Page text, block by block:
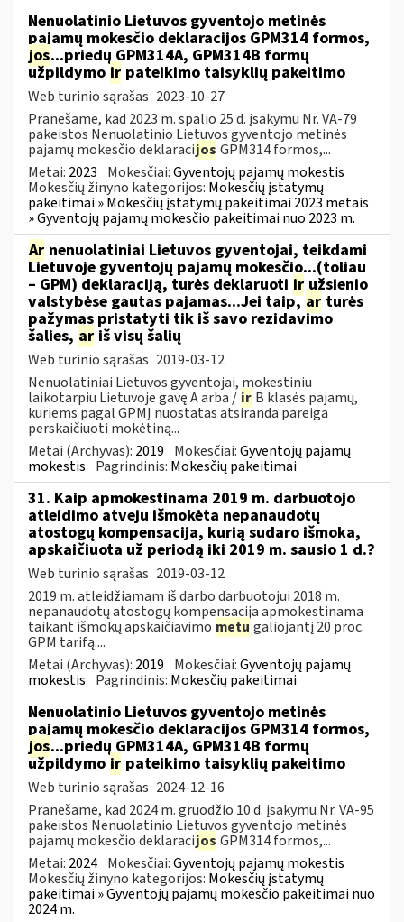
Nenuolatinio Lietuvos gyventojo metinės
pajamų mokesčio deklaracijos GPM314 formos,
jos...priedų GPM314A, GPM314B formų
užpildymo ir pateikimo taisyklių pakeitimo
Web turinio sąrašas 2023-10-27
Pranešame, kad 2023 m. spalio 25 d. įsakymu Nr. VA-79
pakeistos Nenuolatinio Lietuvos gyventojo metinės
pajamų mokesčio deklaracijos GPM314 formos,...
Metai: 2023 Mokesčiai:Gyventojų pajamų mokestis
Mokesčių žinyno kategorijos: Mokesčių įstatymų
pakeitimai » Mokesčių įstatymų pakeitimai 2023 metais
» Gyventojų pajamų mokesčio pakeitimai nuo 2023 m.
Ar nenuolatiniai Lietuvos gyventojai, teikdami
Lietuvoje gyventojų pajamų mokesčio...(toliau
– GPM) deklaraciją, turės deklaruoti ir užsienio
valstybėse gautas pajamas...Jei taip,ar turės
pažymas pristatyti tik iš savo rezidavimo
šalies, ar iš visų šalių
Web turinio sąrašas 2019-03-12
Nenuolatiniai Lietuvos gyventojai, mokestiniu
laikotarpiu Lietuvoje gavę A arba / ir B klasės pajamų,
kuriems pagal GPMĮ nuostatas atsiranda pareiga
perskaičiuoti mokėtiną...
Metai (Archyvas): 2019 Mokesčiai:Gyventojų pajamų
mokestis Pagrindinis: Mokesčių pakeitimai
31. Kaip apmokestinama 2019 m. darbuotojo
atleidimo atveju išmokėta nepanaudotų
atostogų kompensacija, kurią sudaro išmoka,
apskaičiuota už periodą iki 2019 m. sausio 1 d.?
Web turinio sąrašas 2019-03-12
2019 m. atleidžiamam iš darbo darbuotojui 2018 m.
nepanaudotų atostogų kompensacija apmokestinama
taikant išmokų apskaičiavimo metu galiojantį 20 proc.
GPM tarifą....
Metai (Archyvas): 2019 Mokesčiai:Gyventojų pajamų
mokestis Pagrindinis: Mokesčių pakeitimai
Nenuolatinio Lietuvos gyventojo metinės
pajamų mokesčio deklaracijos GPM314 formos,
jos...priedų GPM314A, GPM314B formų
užpildymo ir pateikimo taisyklių pakeitimo
Web turinio sąrašas 2024-12-16
Pranešame, kad 2024 m. gruodžio 10 d. įsakymu Nr. VA-95
pakeistos Nenuolatinio Lietuvos gyventojo metinės
pajamų mokesčio deklaracijos GPM314 formos,...
Metai: 2024 Mokesčiai:Gyventojų pajamų mokestis
Mokesčių žinyno kategorijos: Mokesčių įstatymų
pakeitimai » Gyventojų pajamų mokesčio pakeitimai nuo
2024 m.